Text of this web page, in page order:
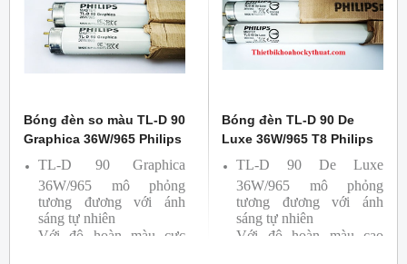
Bóng đèn so màu TL-D 90
Graphica 36W/965 Philips
TL-D 90 Graphica
36W/965 mô phỏng
tương đương với ánh
sáng tự nhiên
Với độ hoàn màu cực
Bóng đèn TL-D 90 De
Luxe 36W/965 T8 Philips
TL-D 90 De Luxe
36W/965 mô phỏng
tương đương với ánh
sáng tự nhiên
Với độ hoàn màu cao